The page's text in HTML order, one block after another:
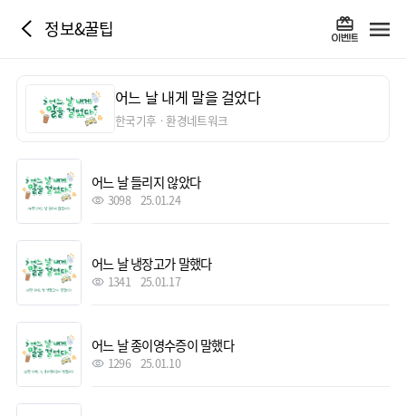
정보&꿀팁
어느 날 내게 말을 걸었다
한국기후ㆍ환경네트워크
어느 날 들리지 않았다
3098 25.01.24
어느 날 냉장고가 말했다
1341 25.01.17
어느 날 종이영수증이 말했다
1296 25.01.10